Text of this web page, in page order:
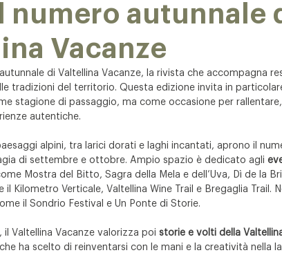
numero autunnale
Vacanze
di Valtellina Vacanze, la rivista che accompagna
tradizioni del territorio. Questa edizione invita in
stagione di passaggio, ma come occasione per
autentiche.
alpini, tra larici dorati e laghi incantati, aprono il
di settembre e ottobre. Ampio spazio è dedicato agli
Mostra del Bitto, Sagra della Mela e dell’Uva, Dì de la
il Kilometro Verticale, Valtellina Wine Trail e Bregaglia Trail.
il Sondrio Festival e Un Ponte di Storie.
Valtellina Vacanze valorizza poi storie e volti della
ha scelto di reinventarsi con le mani e la creatività nella